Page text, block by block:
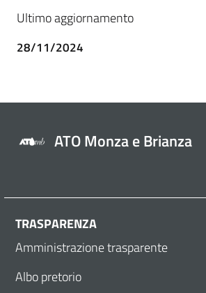
Ultimo aggiornamento
28/11/2024
ATO Monza e Brianza
TRASPARENZA
Amministrazione trasparente
Albo pretorio